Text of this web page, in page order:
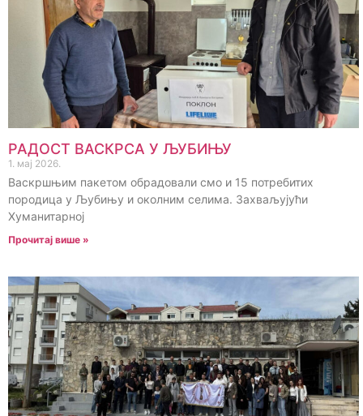
РАДОСТ ВАСКРСА У ЉУБИЊУ
1. мај 2026.
Васкршњим пакетом обрадовали смо и 15 потребитих
породица у Љубињу и околним селима. Захваљујући
Хуманитарној
Прочитај више »